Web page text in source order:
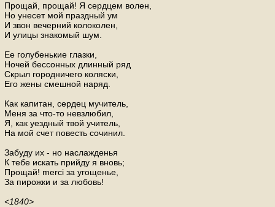
Прощай, прощай! Я сердцем волен,
Но унесет мой праздный ум
И звон вечерний колоколен,
И улицы знакомый шум.
Ее голубенькие глазки,
Ночей бессонных длинный ряд
Скрыл городничего коляски,
Его жены смешной наряд.
Как капитан, сердец мучитель,
Меня за что-то невзлюбил,
Я, как уездный твой учитель,
На мой счет повесть сочинил.
Забуду их - но наслажденья
К тебе искать прийду я вновь;
Прощай! merci за угощенье,
За пирожки и за любовь!
<1840>